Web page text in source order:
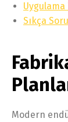
Sıkça
Modern